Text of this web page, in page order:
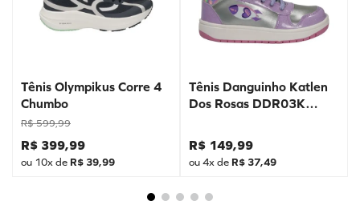
Tênis Olympikus Corre 4
Chumbo
R$ 599,99
R$ 399,99
ou 10x de R$ 39,99
Tênis Danguinho Katlen
Dos Rosas DDR03K
R$ 149,99
ou4x de R$ 37,49